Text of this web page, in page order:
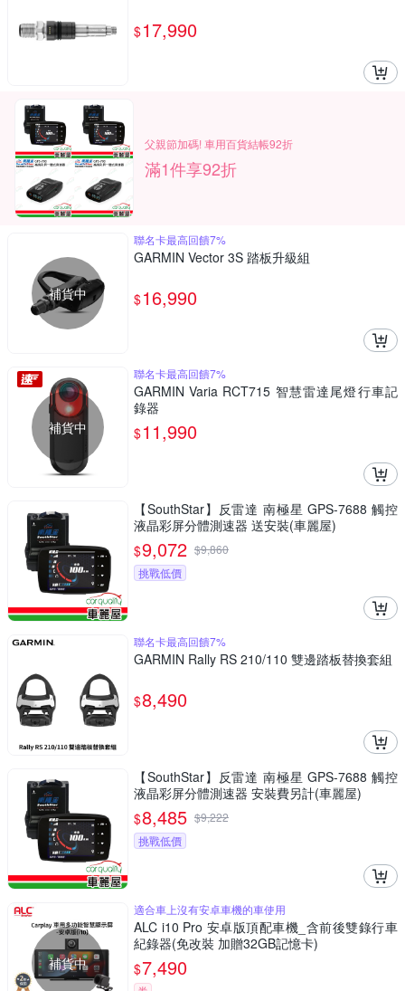
$17,990
父親節加碼! 車用百貨結帳92折
滿1件享92折
補貨中
聯名卡最高回饋7%
GARMIN Vector 3S 踏板升級組
$16,990
補貨中
聯名卡最高回饋7%
GARMIN Varia RCT715 智慧雷達尾燈行車記
錄器
$11,990
【SouthStar】反雷達 南極星 GPS-7688 觸控
液晶彩屏分體測速器 送安裝(車麗屋)
$9,072 $9,860
挑戰低價
聯名卡最高回饋7%
GARMIN Rally RS 210/110 雙邊踏板替換套組
$8,490
【SouthStar】反雷達 南極星 GPS-7688 觸控
液晶彩屏分體測速器 安裝費另計(車麗屋)
$8,485 $9,222
挑戰低價
補貨中
適合車上沒有安卓車機的車使用
ALC i10 Pro 安卓版頂配車機_含前後雙錄行車
紀錄器(免改裝 加贈32GB記憶卡)
$7,490